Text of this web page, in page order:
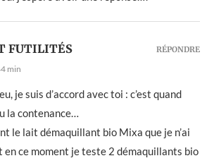
FUTILITÉS
min
je suis d’accord avec toi : c’est quand
la contenance…
le lait démaquillant bio Mixa que je n’ai
en ce moment je teste 2 démaquillants bio
RÉPONDRE